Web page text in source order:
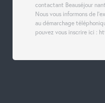
contactant Beauséjour
Nous vous informons de
au démarchage
pouvez vous inscrire ici :